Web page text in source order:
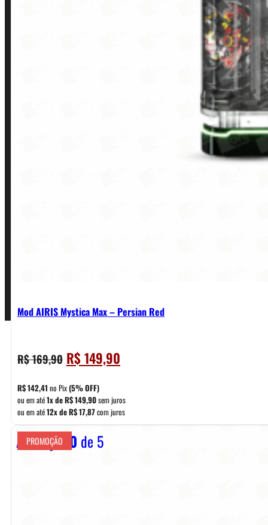
Mod AIRIS Mystica Max – Persian Red
R$169,90 O
preço
original
era:
R$ 169,90.
R$149,90
preço
é:
R$ 149,90.
R$142,41 no Pix(5% OFF)
ou em até1x deR$149,90sem juros
ou em até12x deR$17,87com juros
Avaliação 0 de 5
PROMOÇÃO